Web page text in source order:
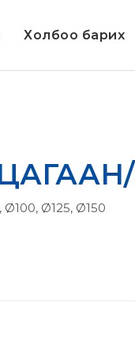
Холбоо барих
Ø125, Ø150